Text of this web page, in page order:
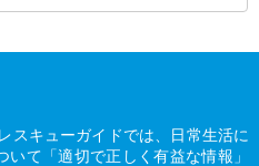
スキューガイドでは、日常生活に
て「適切で正しく有益な情報」